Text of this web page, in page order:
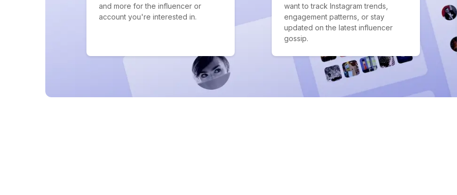
and more for the influencer or
account you're interested in.
want to track Instagram trends,
engagement patterns, or stay
updated on the latest influencer
gossip.